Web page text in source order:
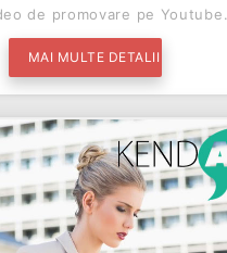
de promovare pe Youtube.
MAI MULTE DETALII